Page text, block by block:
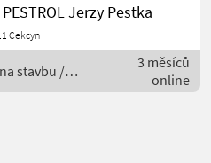
Dostępny
ładowarkę
CAT 907H W
oryginalna łyżka i
Jerzy Pestka
Cekcyn
stavbu /
3 měsíců
online